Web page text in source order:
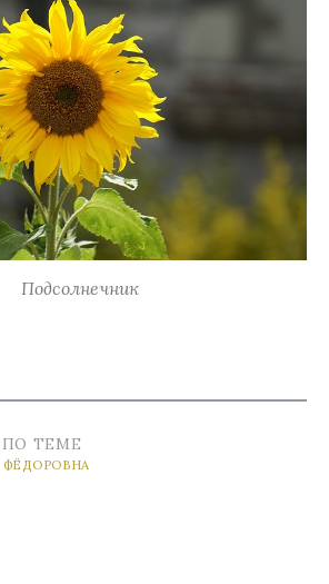
Подсолнечник
ПО ТЕМЕ